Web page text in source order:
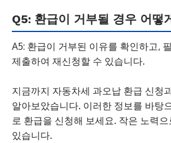
Q5: 환급이 거부될 경우 어떻
A5: 환급이 거부된 이유를 확인하고,
제출하여 재신청할 수 있습니다.
지금까지 자동차세 과오납 환급 신청
알아보았습니다. 이러한 정보를 바탕
로 환급을 신청해 보세요. 작은 노력
있습니다.